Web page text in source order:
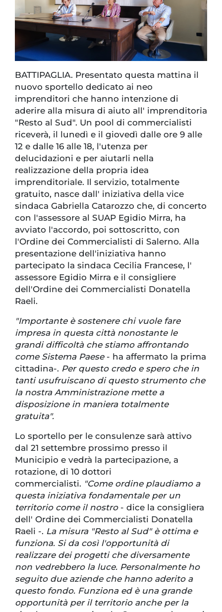
BATTIPAGLIA. Presentato questa mattina il
nuovo sportello dedicato ai neo
imprenditori che hanno intenzione di
aderire alla misura di aiuto all' imprenditoria
"Resto al Sud". Un pool di commercialisti
riceverà, il lunedì e il giovedì dalle ore 9 alle
12 e dalle 16 alle 18, l'utenza per
delucidazioni e per aiutarli nella
realizzazione della propria idea
imprenditoriale. Il servizio, totalmente
gratuito, nasce dall' iniziativa della vice
sindaca Gabriella Catarozzo che, di concerto
con l'assessore al SUAP Egidio Mirra, ha
avviato l'accordo, poi sottoscritto, con
l'Ordine dei Commercialisti di Salerno. Alla
presentazione dell'iniziativa hanno
partecipato la sindaca Cecilia Francese, l'
assessore Egidio Mirra e il consigliere
dell'Ordine dei Commercialisti Donatella
Raeli.
"Importante è sostenere chi vuole fare
impresa in questa città nonostante le
grandi difficoltà che stiamo affrontando
come Sistema Paese- ha affermato la prima
cittadina-. Per questo credo e spero che in
tanti usufruiscano di questo strumento che
la nostra Amministrazione mette a
disposizione in maniera totalmente
gratuita".
Lo sportello per le consulenze sarà attivo
dal 21 settembre prossimo presso il
Municipio e vedrà la partecipazione, a
rotazione, di 10 dottori
commercialisti. "Come ordine plaudiamo a
questa iniziativa fondamentale per un
territorio come il nostro- dice la consigliera
dell' Ordine dei Commercialisti Donatella
Raeli -. La misura "Resto al Sud" è ottima e
funziona. Si da così l'opportunità di
realizzare dei progetti che diversamente
non vedrebbero la luce. Personalmente ho
seguito due aziende che hanno aderito a
questo fondo. Funziona ed è una grande
opportunità per il territorio anche per la